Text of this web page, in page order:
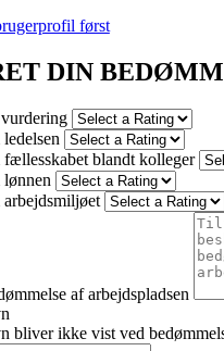
først
DIN
fællesskabet blandt kolleger
af arbejdspladsen
bliver ikke vist ved